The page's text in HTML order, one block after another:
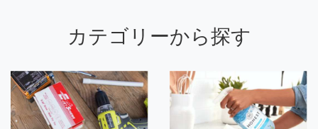
カテゴリーから探す